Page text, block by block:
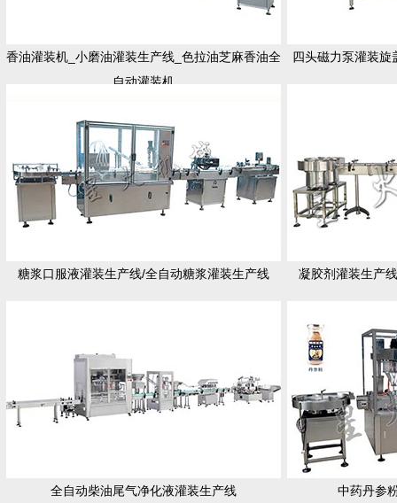
香油灌装机_小磨油灌装生产线_色拉油芝麻香油全
自动灌装机
四头磁力泵灌装旋
糖浆口服液灌装生产线/全自动糖浆灌装生产线 凝胶剂灌装生产
全自动柴油尾气净化液灌装生产线 中药丹参